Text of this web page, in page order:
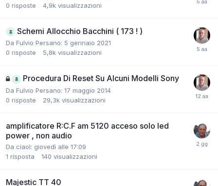
0 risposte 4,9k visualizzazioni
Schemi Allocchio Bacchini ( 173 ! )
Da Fulvio Persano: 5 gennaio 2021
0 risposte 5,8k visualizzazioni
Procedura Di Reset Su Alcuni Modelli Sony
Da Fulvio Persano: 17 maggio 2014
0 risposte 29,3k visualizzazioni
amplificatore R:C.F am 5120 acceso solo led
power , non audio
Da ciaol: giovedì alle 17:09
1 risposta 140 visualizzazioni
Majestic TT 40